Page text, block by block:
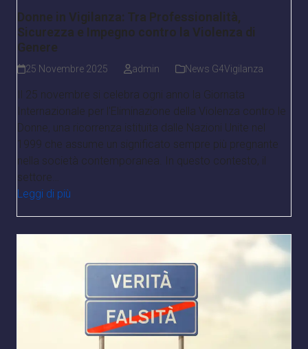
Donne in Vigilanza: Tra Professionalità,
Sicurezza e Impegno contro la Violenza di
Genere
25 Novembre 2025 admin News G4Vigilanza
Il 25 novembre si celebra ogni anno la Giornata
Internazionale per l'Eliminazione della Violenza contro le
Donne, una ricorrenza istituita dalle Nazioni Unite nel
1999 che assume un significato sempre più pregnante
nella società contemporanea. In questo contesto, il
settore…
Leggi di più